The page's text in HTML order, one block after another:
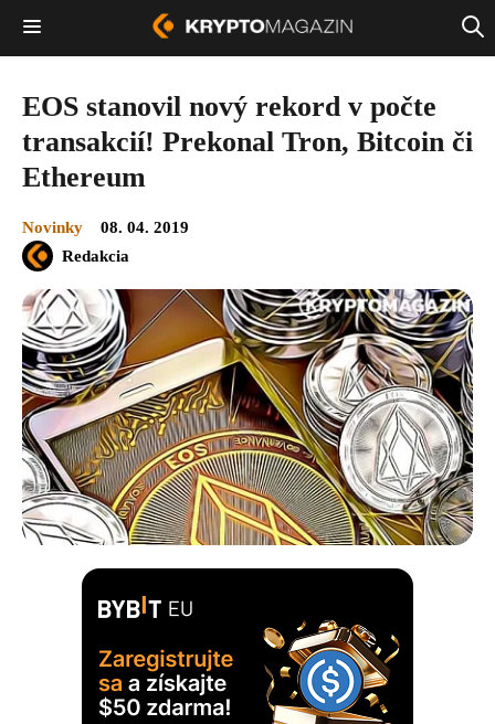
EOS stanovil nový rekord v počte
transakcií! Prekonal Tron, Bitcoin či
Ethereum
Novinky
08. 04. 2019
Redakcia